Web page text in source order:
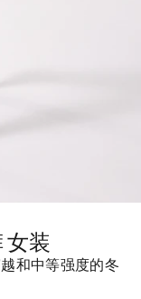
女装
和中等强度的冬